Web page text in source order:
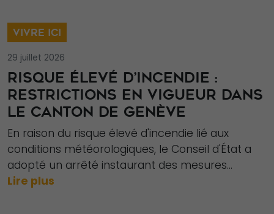
VIVRE ICI
29 juillet 2026
RISQUE ÉLEVÉ D’INCENDIE :
RESTRICTIONS EN VIGUEUR DANS
LE CANTON DE GENÈVE
En raison du risque élevé d'incendie lié aux
conditions météorologiques, le Conseil d'État a
adopté un arrêté instaurant des mesures...
Lire plus
Experience
site Web
fonctionne
aussi bien que